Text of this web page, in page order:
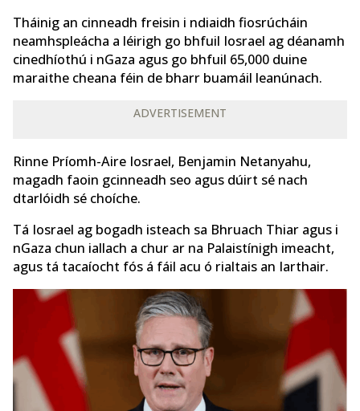
Tháinig an cinneadh freisin i ndiaidh fiosrúcháin
neamhspleácha a léirigh go bhfuil Iosrael ag déanamh
cinedhíothú i nGaza agus go bhfuil 65,000 duine
maraithe cheana féin de bharr buamáil leanúnach.
ADVERTISEMENT
Rinne Príomh-Aire Iosrael, Benjamin Netanyahu,
magadh faoin gcinneadh seo agus dúirt sé nach
dtarlóidh sé choíche.
Tá Iosrael ag bogadh isteach sa Bhruach Thiar agus i
nGaza chun iallach a chur ar na Palaistínigh imeacht,
agus tá tacaíocht fós á fáil acu ó rialtais an Iarthair.